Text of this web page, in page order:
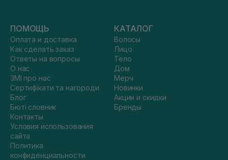
ПОМОЩЬ
Оплата и доставка
Как сделать заказ
Ответы на вопросы
О нас
ЗМІ про нас
Сертифікати та нагороди
Блог
Бюті словник
Контакты
Условия использования
сайта
Политика
конфиденциальности
КАТАЛОГ
Волосы
Лицо
Тело
Дом
Мерч
Новинки
Акции и скидки
Бренды